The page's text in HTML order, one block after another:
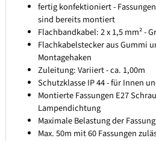
fertig konfektioniert -
sind bereits montiert
Flachbandkabel: 2 x 1,5 mm² -
Flachkabelstecker aus Gummi
Montagehaken
Zuleitung: Variiert - ca. 1,00m
Schutzklasse IP 44 - für Innen
Montierte Fassungen E27
Lampendichtung
Maximale Belastung der
Max. 50m mit 60 Fassungen